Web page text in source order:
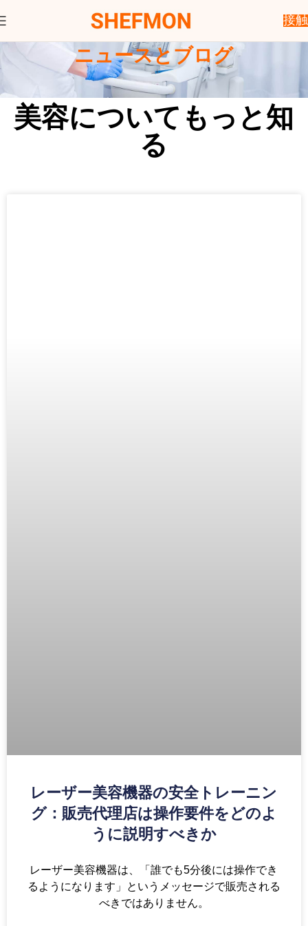
接触
ニュースとブログ
美容についてもっと知
る
レーザー美容機器の安全トレーニン
グ：販売代理店は操作要件をどのよ
うに説明すべきか
レーザー美容機器は、「誰でも5分後には操作でき
るようになります」というメッセージで販売される
べきではありません。